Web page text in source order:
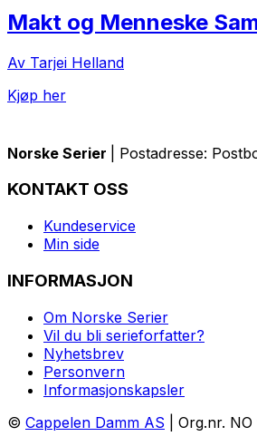
Makt og Menneske
Av Tarjei Helland
Kjøp her
Norske Serier | Postadresse:
KONTAKT OSS
Kundeservice
Min side
INFORMASJON
Om Norske Serier
Vil du bli serieforfatter?
Nyhetsbrev
Personvern
Informasjonskapsler
© Cappelen Damm AS | Org.nr.